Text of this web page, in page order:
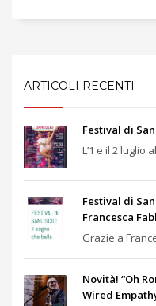
ARTICOLI RECENTI
Festival di
L’1 e il 2 luglio
Festival di
Francesca
Grazie a
Novità! “Oh
Wired